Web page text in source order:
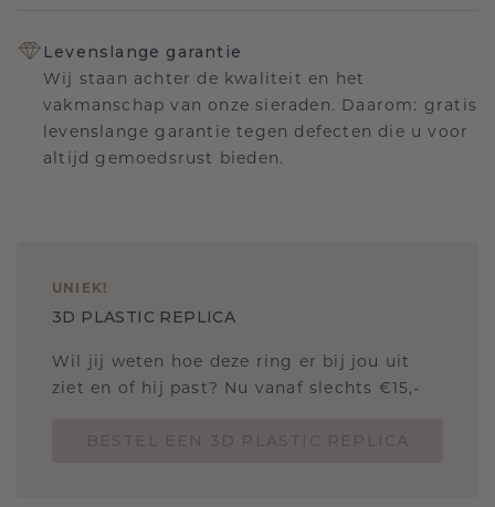
Levenslange garantie
Wij staan achter de kwaliteit en het
vakmanschap van onze sieraden. Daarom: gratis
levenslange garantie tegen defecten die u voor
altijd gemoedsrust bieden.
UNIEK!
3D PLASTIC REPLICA
Wil jij weten hoe deze ring er bij jou uit
ziet en of hij past? Nu vanaf slechts €15,-